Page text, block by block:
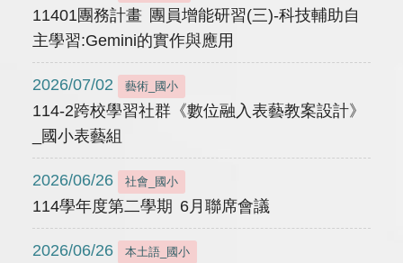
11401團務計畫 團員增能研習(三)-科技輔助自
主學習:Gemini的實作與應用
2026/07/02 藝術_國小
114-2跨校學習社群《數位融入表藝教案設計》
_國小表藝組
2026/06/26 社會_國小
114學年度第二學期 6月聯席會議
2026/06/26 本土語_國小